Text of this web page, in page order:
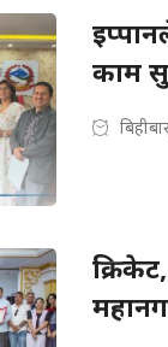
काम